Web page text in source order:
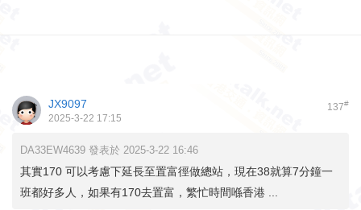
137#
JX9097
2025-3-22 17:15
DA33EW4639 發表於 2025-3-22 16:46
其實170 可以考慮下延長至置富徑做總站，現在38就算7分鐘一
班都好多人，如果有170去置富，繁忙時間喺香港 ...